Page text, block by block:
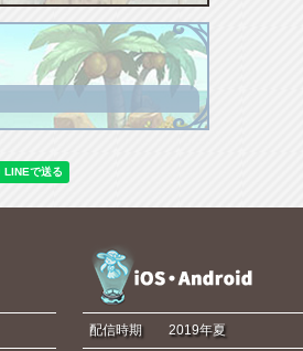
配信時期 2019年夏